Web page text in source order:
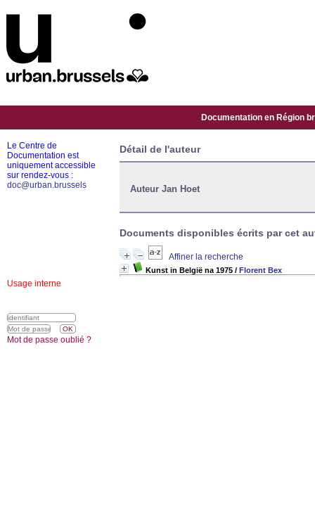
Documentation en Région
Détail de l'auteur
Auteur Jan Hoet
Documents disponibles écrits par cet
Affiner la recherche
Kunst in België na 1975 / Florent Bex
Le Centre de
Documentation est
uniquement accessible
sur rendez-vous :
doc@urban.brussels
Usage interne
Mot de passe oublié ?